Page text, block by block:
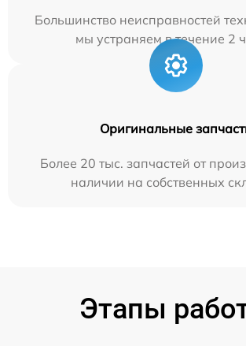
Большинство неисправностей
мы устраняем в течение 2
Оригинальные
Более 20 тыс. запчастей от
наличии на собственных
Этапы